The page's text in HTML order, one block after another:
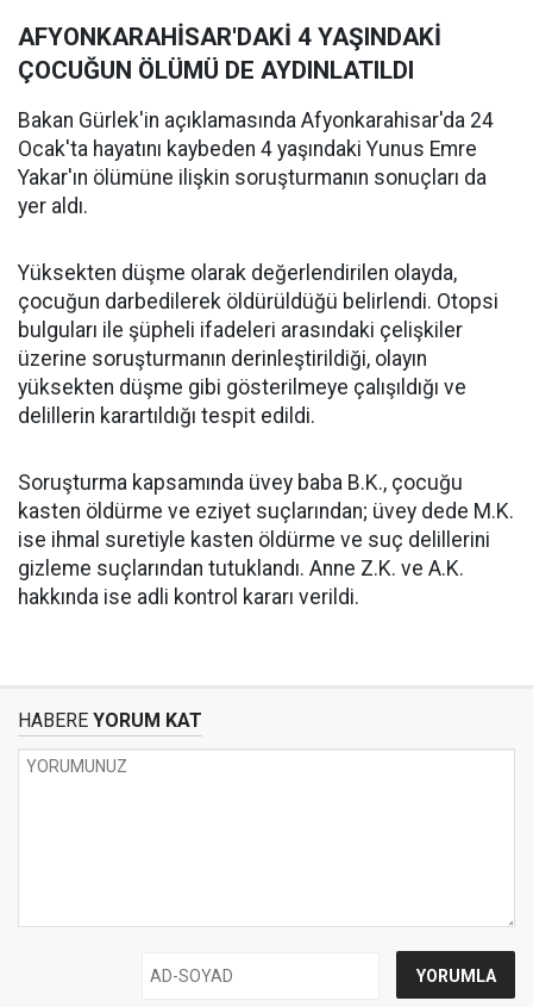
AFYONKARAHİSAR'DAKİ 4 YAŞINDAKİ
ÇOCUĞUN ÖLÜMÜ DE AYDINLATILDI
Bakan Gürlek'in açıklamasında Afyonkarahisar'da 24
Ocak'ta hayatını kaybeden 4 yaşındaki Yunus Emre
Yakar'ın ölümüne ilişkin soruşturmanın sonuçları da
yer aldı.
Yüksekten düşme olarak değerlendirilen olayda,
çocuğun darbedilerek öldürüldüğü belirlendi. Otopsi
bulguları ile şüpheli ifadeleri arasındaki çelişkiler
üzerine soruşturmanın derinleştirildiği, olayın
yüksekten düşme gibi gösterilmeye çalışıldığı ve
delillerin karartıldığı tespit edildi.
Soruşturma kapsamında üvey baba B.K., çocuğu
kasten öldürme ve eziyet suçlarından; üvey dede M.K.
ise ihmal suretiyle kasten öldürme ve suç delillerini
gizleme suçlarından tutuklandı. Anne Z.K. ve A.K.
hakkında ise adli kontrol kararı verildi.
HABERE YORUM KAT